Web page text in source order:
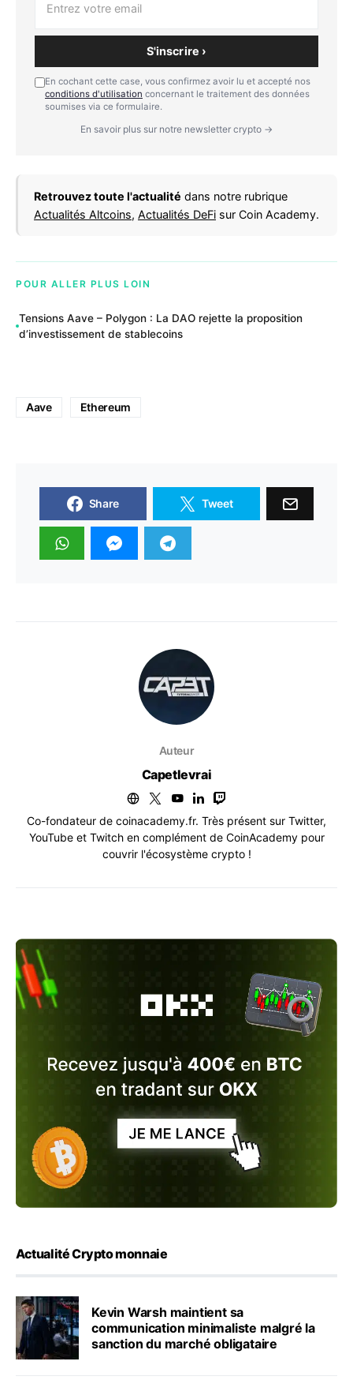
S'inscrire ›
En cochant cette case, vous confirmez avoir lu et accepté nos
conditions d'utilisation concernant le traitement des données
soumises via ce formulaire.
En savoir plus sur notre newsletter crypto →
Retrouvez toute l'actualité dans notre rubrique
Actualités Altcoins, Actualités DeFi sur Coin Academy.
POUR ALLER PLUS LOIN
Tensions Aave – Polygon : La DAO rejette la proposition
d’investissement de stablecoins
Aave Ethereum
Share Tweet
Auteur
Capetlevrai
Co-fondateur de coinacademy.fr. Très présent sur Twitter,
YouTube et Twitch en complément de CoinAcademy pour
couvrir l'écosystème crypto !
Actualité Crypto monnaie
Kevin Warsh maintient sa
communication minimaliste malgré la
sanction du marché obligataire